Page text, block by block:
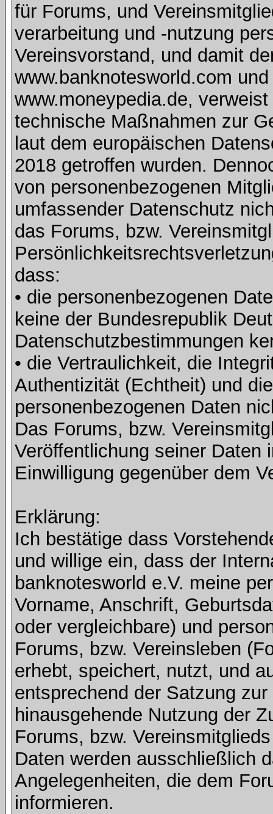
für Forums, und
verarbeitung und -nutzung
Vereinsvorstand, und damit
www.banknotesworld.com
www.moneypedia.de,
technische Maßnahmen zur
laut dem europäischen
2018 getroffen wurden.
von personenbezogenen
umfassender Datenschutz
das Forums, bzw.
dass:
• die personenbezogenen
keine der Bundesrepublik
Datenschutzbestimmungen
• die Vertraulichkeit, die
Authentizität (Echtheit) und
personenbezogenen Daten
Das Forums, bzw.
Veröffentlichung seiner Daten
Einwilligung gegenüber dem
Erklärung:
Ich bestätige dass
und willige ein, dass der
banknotesworld e.V. meine
Vorname, Anschrift,
oder vergleichbare) und
Forums, bzw. Vereinsleben
erhebt, speichert, nutzt, und
entsprechend der Satzung
hinausgehende Nutzung der
Forums, bzw.
Daten werden ausschließlich
Angelegenheiten, die dem
informieren.